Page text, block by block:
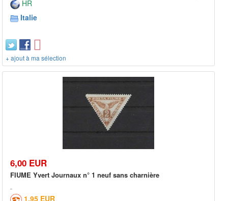
HR
Italie
+ ajout à ma sélection
6,00 EUR
FIUME Yvert Journaux n° 1 neuf sans charnière
1,95 EUR